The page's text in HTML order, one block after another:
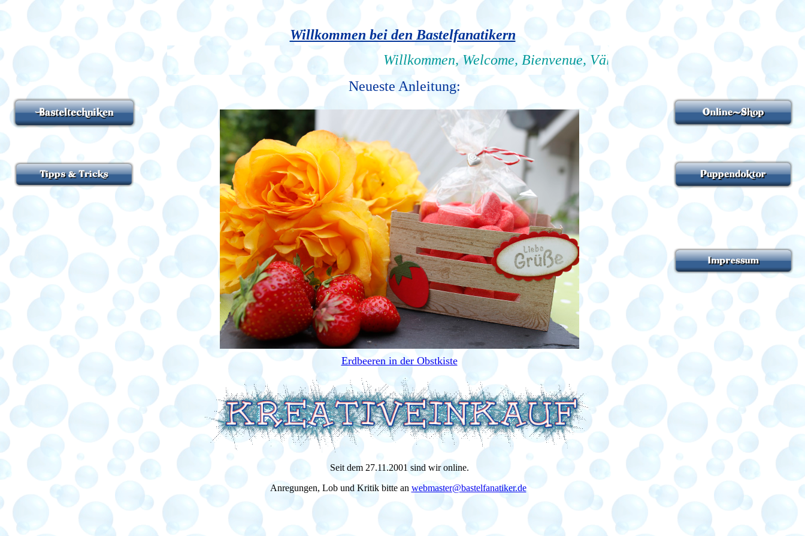
Willkommen bei den Bastelfanatikern
Willkommen, Welcome, Bienvenue, Välkommen, Velkommen,
Neueste Anleitung:
Erdbeeren in der Obstkiste
Seit dem 27.11.2001 sind wir online.
Anregungen, Lob und Kritik bitte an webmaster@bastelfanatiker.de